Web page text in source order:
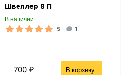
Швеллер 8 П
В наличии
5 1
700 ₽ В корзину